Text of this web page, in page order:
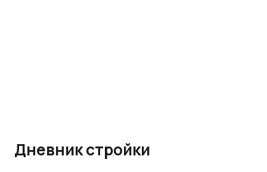
Дневник стройки